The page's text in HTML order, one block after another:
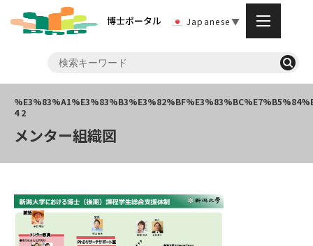
博士ポータル Japanese▼
メンター組織図